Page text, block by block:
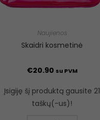
Naujienos
Skaidri kosmetinė
€20.90 su PVM
Įsigiję šį produktą gausite 21
taškų(-us)!